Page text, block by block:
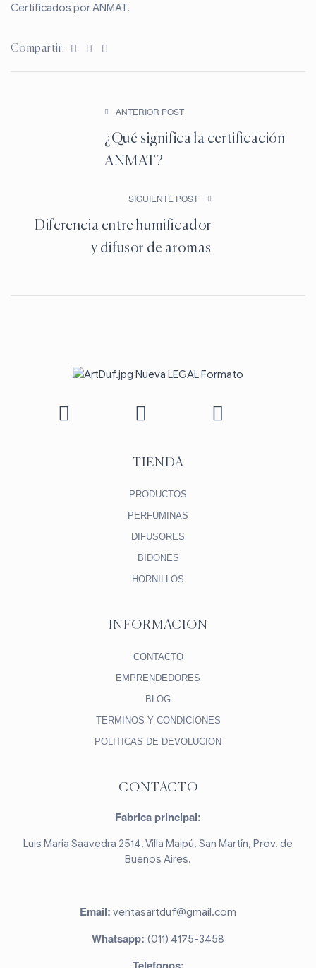
Certificados por ANMAT.
Compartir: Facebook
Twitter
Pinterest
ANTERIOR POST
¿Qué significa la certificación
ANMAT?
SIGUIENTE POST
Diferencia entre humificador
y difusor de aromas
TIENDA
PRODUCTOS
PERFUMINAS
DIFUSORES
BIDONES
HORNILLOS
INFORMACION
CONTACTO
EMPRENDEDORES
BLOG
TERMINOS Y CONDICIONES
POLITICAS DE DEVOLUCION
CONTACTO
Fabrica principal:
Luis Maria Saavedra 2514, Villa Maipú, San Martín, Prov. de
Buenos Aires.
Email: ventasartduf@gmail.com
Whatsapp: (011) 4175-3458